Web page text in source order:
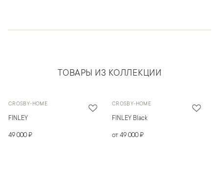
ТОВАРЫ ИЗ КОЛЛЕКЦИИ
CROSBY-HOME
FINLEY
49 000 ₽
CROSBY-HOME
FINLEY Black
от 49 000 ₽